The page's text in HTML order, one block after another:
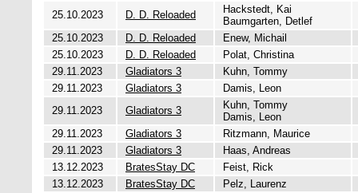
25.10.2023
D. D. Reloaded
Hackstedt, Kai
Baumgarten, Detlef
25.10.2023
D. D. Reloaded
Enew, Michail
25.10.2023
D. D. Reloaded
Polat, Christina
29.11.2023
Gladiators 3
Kuhn, Tommy
29.11.2023
Gladiators 3
Damis, Leon
29.11.2023
Gladiators 3
Kuhn, Tommy
Damis, Leon
29.11.2023
Gladiators 3
Ritzmann, Maurice
29.11.2023
Gladiators 3
Haas, Andreas
13.12.2023
BratesStay DC
Feist, Rick
13.12.2023
BratesStay DC
Pelz, Laurenz